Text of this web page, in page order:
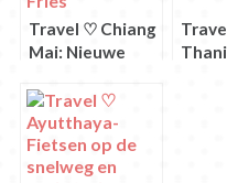
Travel ♡ Chiang
Mai: Nieuwe